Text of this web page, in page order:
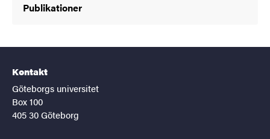
Publikationer
Kontakt
Göteborgs universitet
Box 100
405 30 Göteborg